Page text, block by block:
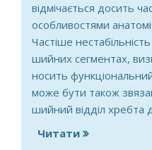
відмічається досить
особливостями
Частіше
шийних сегментах,
носить
може бути також
шийний відділ хребта
Читати про